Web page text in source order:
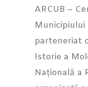
ARCUB –
Municipiului
parteneriat
Istorie a
Națională a